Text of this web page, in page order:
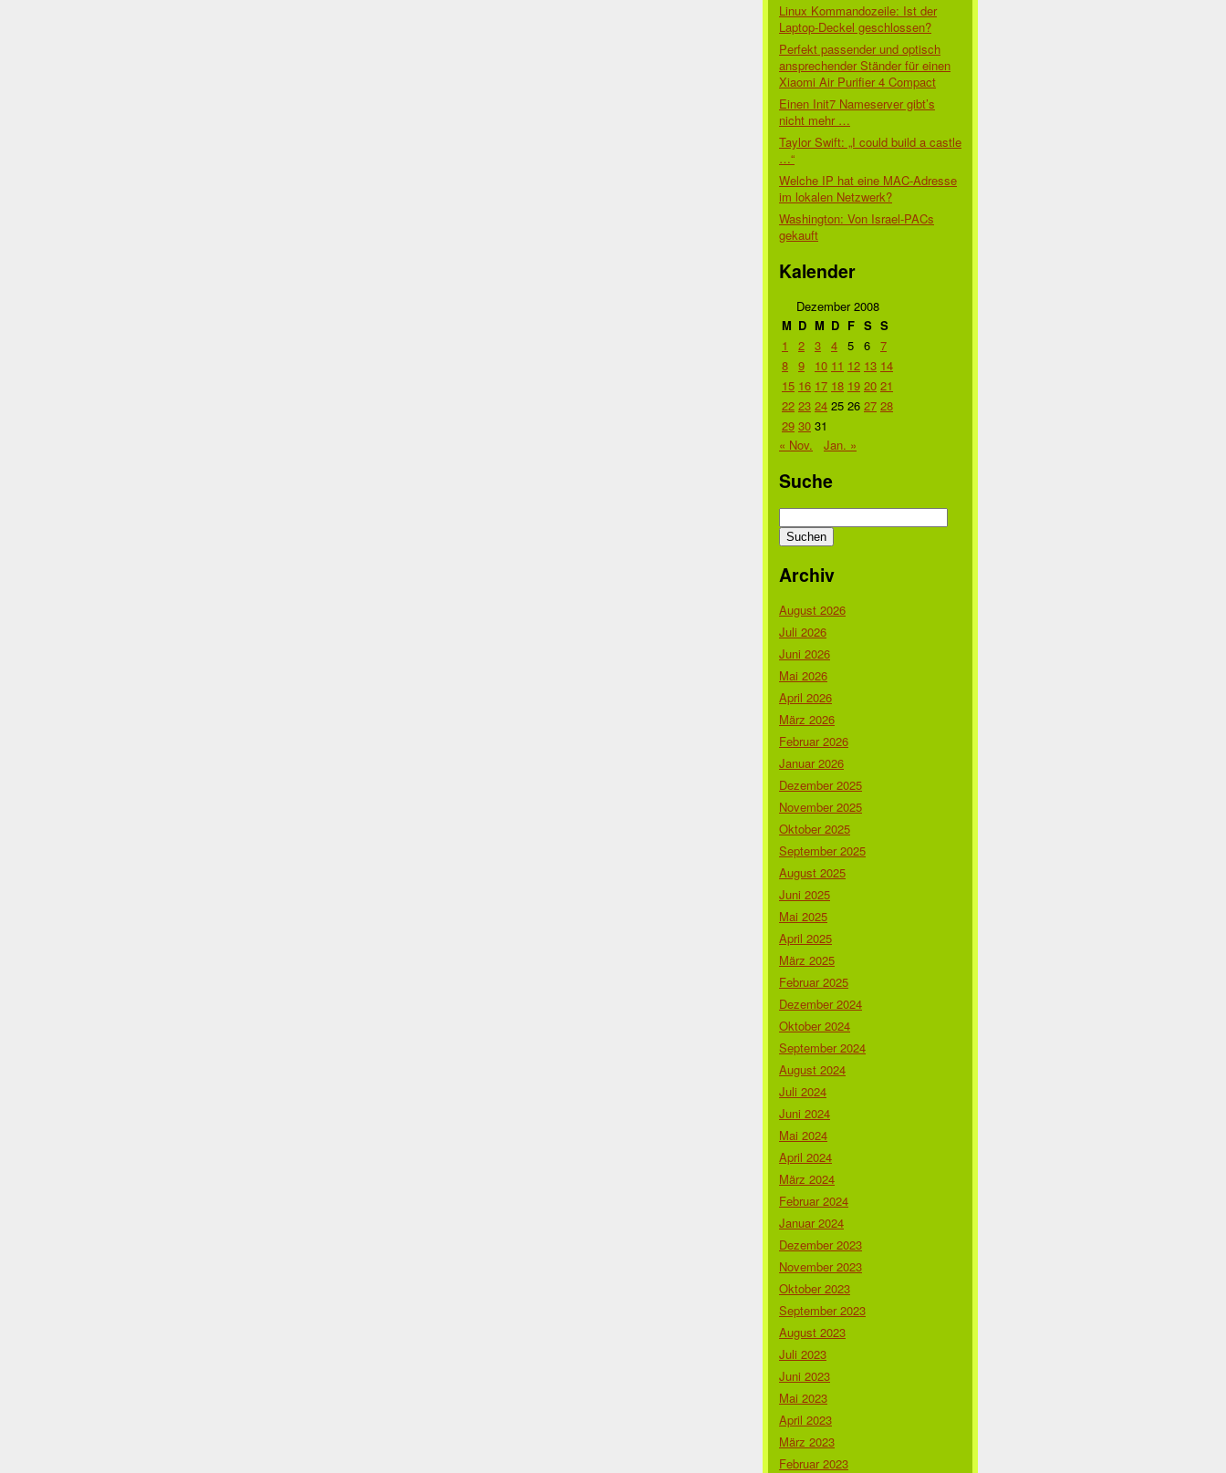
Linux Kommandozeile: Ist der
Laptop-Deckel geschlossen?
Perfekt passender und optisch
ansprechender Ständer für einen
Xiaomi Air Purifier 4 Compact
Einen Init7 Nameserver gibt’s
nicht mehr …
Taylor Swift: „I could build a castle
…“
Welche IP hat eine MAC-Adresse
im lokalen Netzwerk?
Washington: Von Israel-PACs
gekauft
Kalender
Dezember 2008
M D M D F S S
1
2 3 4 5 6 7
8 9 10 11 12 13 14
15 16 17 18 19 20 21
22 23 24 25 26 27 28
29 30 31
« Nov.
Jan. »
Suche
nach:
Archiv
August 2026
Juli 2026
Juni 2026
Mai 2026
April 2026
März 2026
Februar 2026
Januar 2026
Dezember 2025
November 2025
Oktober 2025
September 2025
August 2025
Juni 2025
Mai 2025
April 2025
März 2025
Februar 2025
Dezember 2024
Oktober 2024
September 2024
August 2024
Juli 2024
Juni 2024
Mai 2024
April 2024
März 2024
Februar 2024
Januar 2024
Dezember 2023
November 2023
Oktober 2023
September 2023
August 2023
Juli 2023
Juni 2023
Mai 2023
April 2023
März 2023
Februar 2023